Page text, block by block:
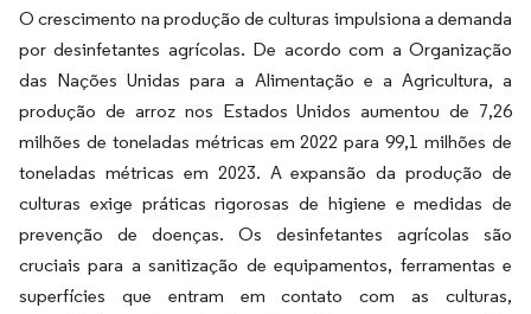
O crescimento na produção de culturas impulsiona a demanda
por desinfetantes agrícolas. De acordo com a Organização
das Nações Unidas para a Alimentação e a Agricultura, a
produção de arroz nos Estados Unidos aumentou de 7,26
milhões de toneladas métricas em 2022 para 99,1 milhões de
toneladas métricas em 2023. A expansão da produção de
culturas exige práticas rigorosas de higiene e medidas de
prevenção de doenças. Os desinfetantes agrícolas são
cruciais para a sanitização de equipamentos, ferramentas e
superfícies que entram em contato com as culturas,